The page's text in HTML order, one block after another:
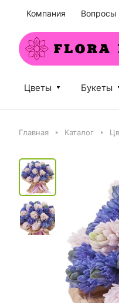
Компания Вопросы
Цветы Букеты
Главная Каталог